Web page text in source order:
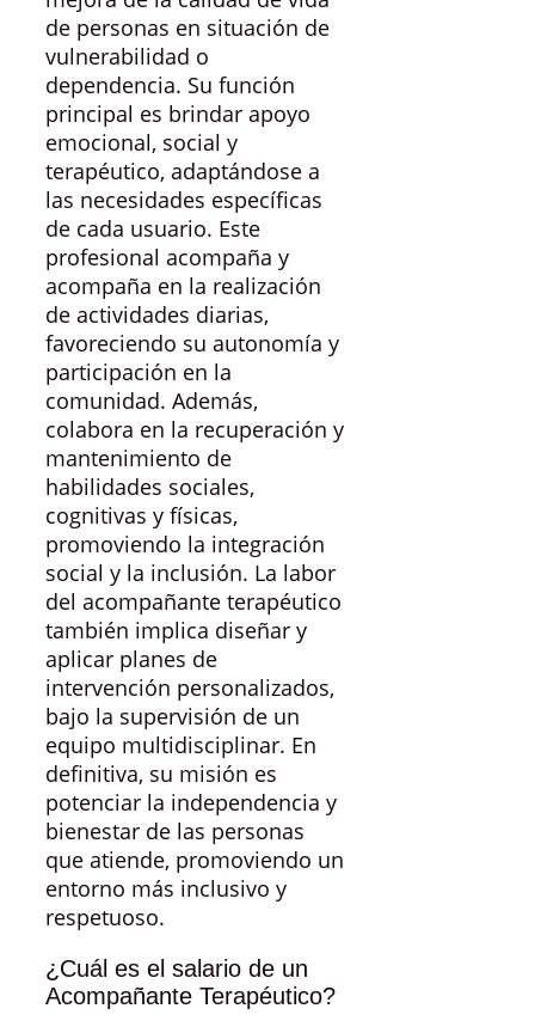
de personas en situación de
vulnerabilidad o
dependencia. Su función
principal es brindar apoyo
emocional, social y
terapéutico, adaptándose a
las necesidades específicas
de cada usuario. Este
profesional acompaña y
acompaña en la realización
de actividades diarias,
favoreciendo su autonomía y
participación en la
comunidad. Además,
colabora en la recuperación y
mantenimiento de
habilidades sociales,
cognitivas y físicas,
promoviendo la integración
social y la inclusión. La labor
del acompañante terapéutico
también implica diseñar y
aplicar planes de
intervención personalizados,
bajo la supervisión de un
equipo multidisciplinar. En
definitiva, su misión es
potenciar la independencia y
bienestar de las personas
que atiende, promoviendo un
entorno más inclusivo y
respetuoso.
¿Cuál es el salario de un
Acompañante Terapéutico?